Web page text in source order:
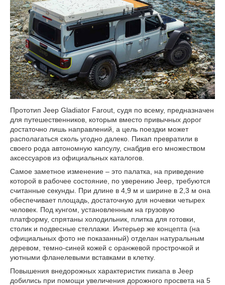
Прототип Jeep Gladiator Farout, судя по всему, предназначен
для путешественников, которым вместо привычных дорог
достаточно лишь направлений, а цель поездки может
располагаться сколь угодно далеко. Пикап превратили в
своего рода автономную капсулу, снабдив его множеством
аксессуаров из официальных каталогов.
Самое заметное изменение – это палатка, на приведение
которой в рабочее состояние, по уверению Jeep, требуются
считанные секунды. При длине в 4,9 м и ширине в 2,3 м она
обеспечивает площадь, достаточную для ночевки четырех
человек. Под кунгом, установленным на грузовую
платформу, спрятаны холодильник, плитка для готовки,
столик и подвесные стеллажи. Интерьер же концепта (на
официальных фото не показанный) отделан натуральным
деревом, темно-синей кожей с оранжевой прострочкой и
уютными фланелевыми вставками в клетку.
Повышения внедорожных характеристик пикапа в Jeep
добились при помощи увеличения дорожного просвета на 5